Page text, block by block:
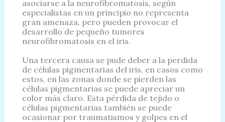
asociarse a la neurofibromatosis, según
especialistas en un principio no representa
gran amenaza, pero pueden provocar el
desarrollo de pequeño tumores
neurofibromatosis en el iris.
Una tercera causa se pude deber a la perdida
de células pigmentarias del iris, en casos como
estos, en las zonas donde se pierden las
células pigmentarias se puede apreciar un
color más claro. Esta pérdida de tejido o
células pigmentarias también se puede
ocasionar por traumatismos y golpes en el